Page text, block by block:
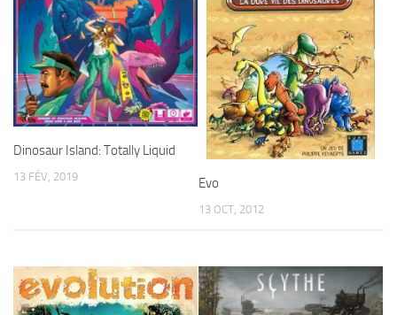
Dinosaur Island: Totally Liquid
13 FÉV, 2019 Evo
13 OCT, 2012